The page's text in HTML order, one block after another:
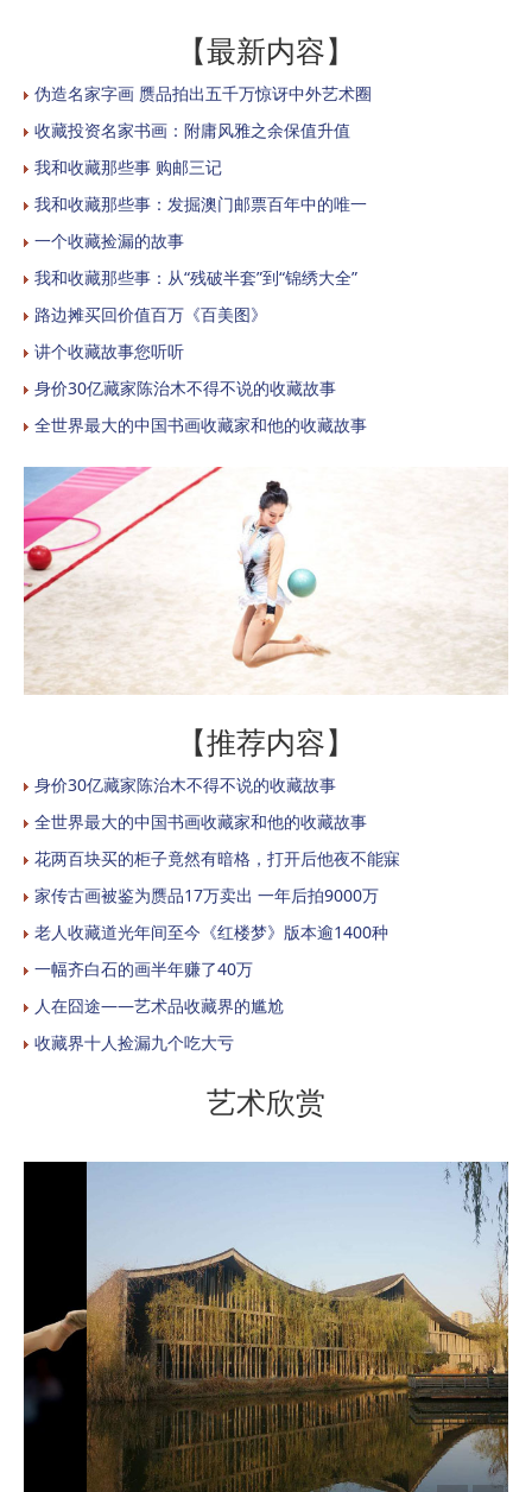
【最新内容】
伪造名家字画 赝品拍出五千万惊讶中外艺术圈
收藏投资名家书画：附庸风雅之余保值升值
我和收藏那些事 购邮三记
我和收藏那些事：发掘澳门邮票百年中的唯一
一个收藏捡漏的故事
我和收藏那些事：从“残破半套”到“锦绣大全”
路边摊买回价值百万《百美图》
讲个收藏故事您听听
身价30亿藏家陈治木不得不说的收藏故事
全世界最大的中国书画收藏家和他的收藏故事
【推荐内容】
身价30亿藏家陈治木不得不说的收藏故事
全世界最大的中国书画收藏家和他的收藏故事
花两百块买的柜子竟然有暗格，打开后他夜不能寐
家传古画被鉴为赝品17万卖出 一年后拍9000万
老人收藏道光年间至今《红楼梦》版本逾1400种
一幅齐白石的画半年赚了40万
人在囧途——艺术品收藏界的尴尬
收藏界十人捡漏九个吃大亏
艺术欣赏